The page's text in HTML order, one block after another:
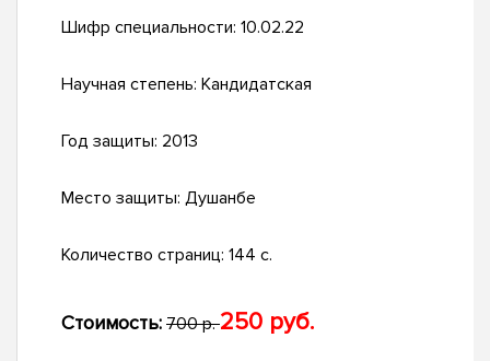
Шифр специальности: 10.02.22
Научная степень: Кандидатская
Год защиты: 2013
Место защиты: Душанбе
Количество страниц: 144 с.
Стоимость: 700 р.250 руб.